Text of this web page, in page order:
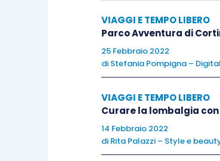
legno.
Lafunivia in legno:
tratta di una
siedono e chi tiene
Il laghetto : ed
accoglie nella tappa
per rilassarsi dopo
VIAGGI E TEMPO LIBERO
Parco Avventura di
25 Febbraio 2022
di Stefania Pompigna –
VIAGGI E TEMPO LIBERO
Curare la lombalgia
14 Febbraio 2022
di Rita Palazzi – Style e